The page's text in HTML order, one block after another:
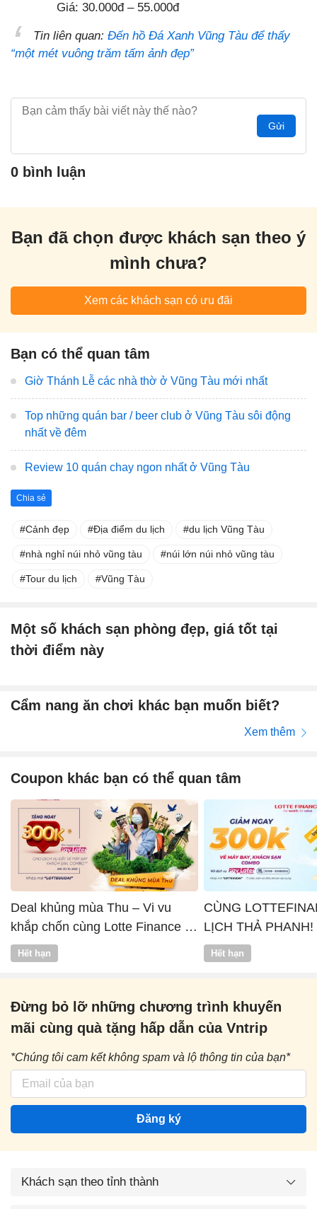
Giá: 30.000đ – 55.000đ
Tin liên quan: Đến hồ Đá Xanh Vũng Tàu để thấy
“một mét vuông trăm tấm ảnh đẹp”
Gửi
0 bình luận
Bạn đã chọn được khách sạn theo ý
mình chưa?
Xem các khách sạn có ưu đãi
Bạn có thể quan tâm
Giờ Thánh Lễ các nhà thờ ở Vũng Tàu mới nhất
Top những quán bar / beer club ở Vũng Tàu sôi động
nhất về đêm
Review 10 quán chay ngon nhất ở Vũng Tàu
Chia sẻ
Cảnh đẹp Địa điểm du lịch du lịch Vũng Tàu
nhà nghỉ núi nhỏ vũng tàu núi lớn núi nhỏ vũng tàu
Tour du lịch Vũng Tàu
Một số khách sạn phòng đẹp, giá tốt tại
thời điểm này
Cẩm nang ăn chơi khác bạn muốn biết?
Xem thêm
Coupon khác bạn có thể quan tâm
Deal khủng mùa Thu – Vi vu
khắp chốn cùng Lotte Finance x
Vntrip
Hết hạn
CÙNG
LỊCH THẢ PHANH!
Hết hạn
Đừng bỏ lỡ những chương trình khuyến
mãi cùng quà tặng hấp dẫn của Vntrip
*Chúng tôi cam kết không spam và lộ thông tin của bạn*
Đăng ký
Khách sạn theo tỉnh thành